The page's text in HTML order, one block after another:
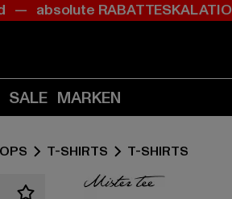
Zum
(Enter
drücken)
Zum
(Enter
drücken)
— absolute
SALE MARKEN
T-SHIRTS T-SHIRTS